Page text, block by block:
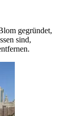
gegründet,
sind,